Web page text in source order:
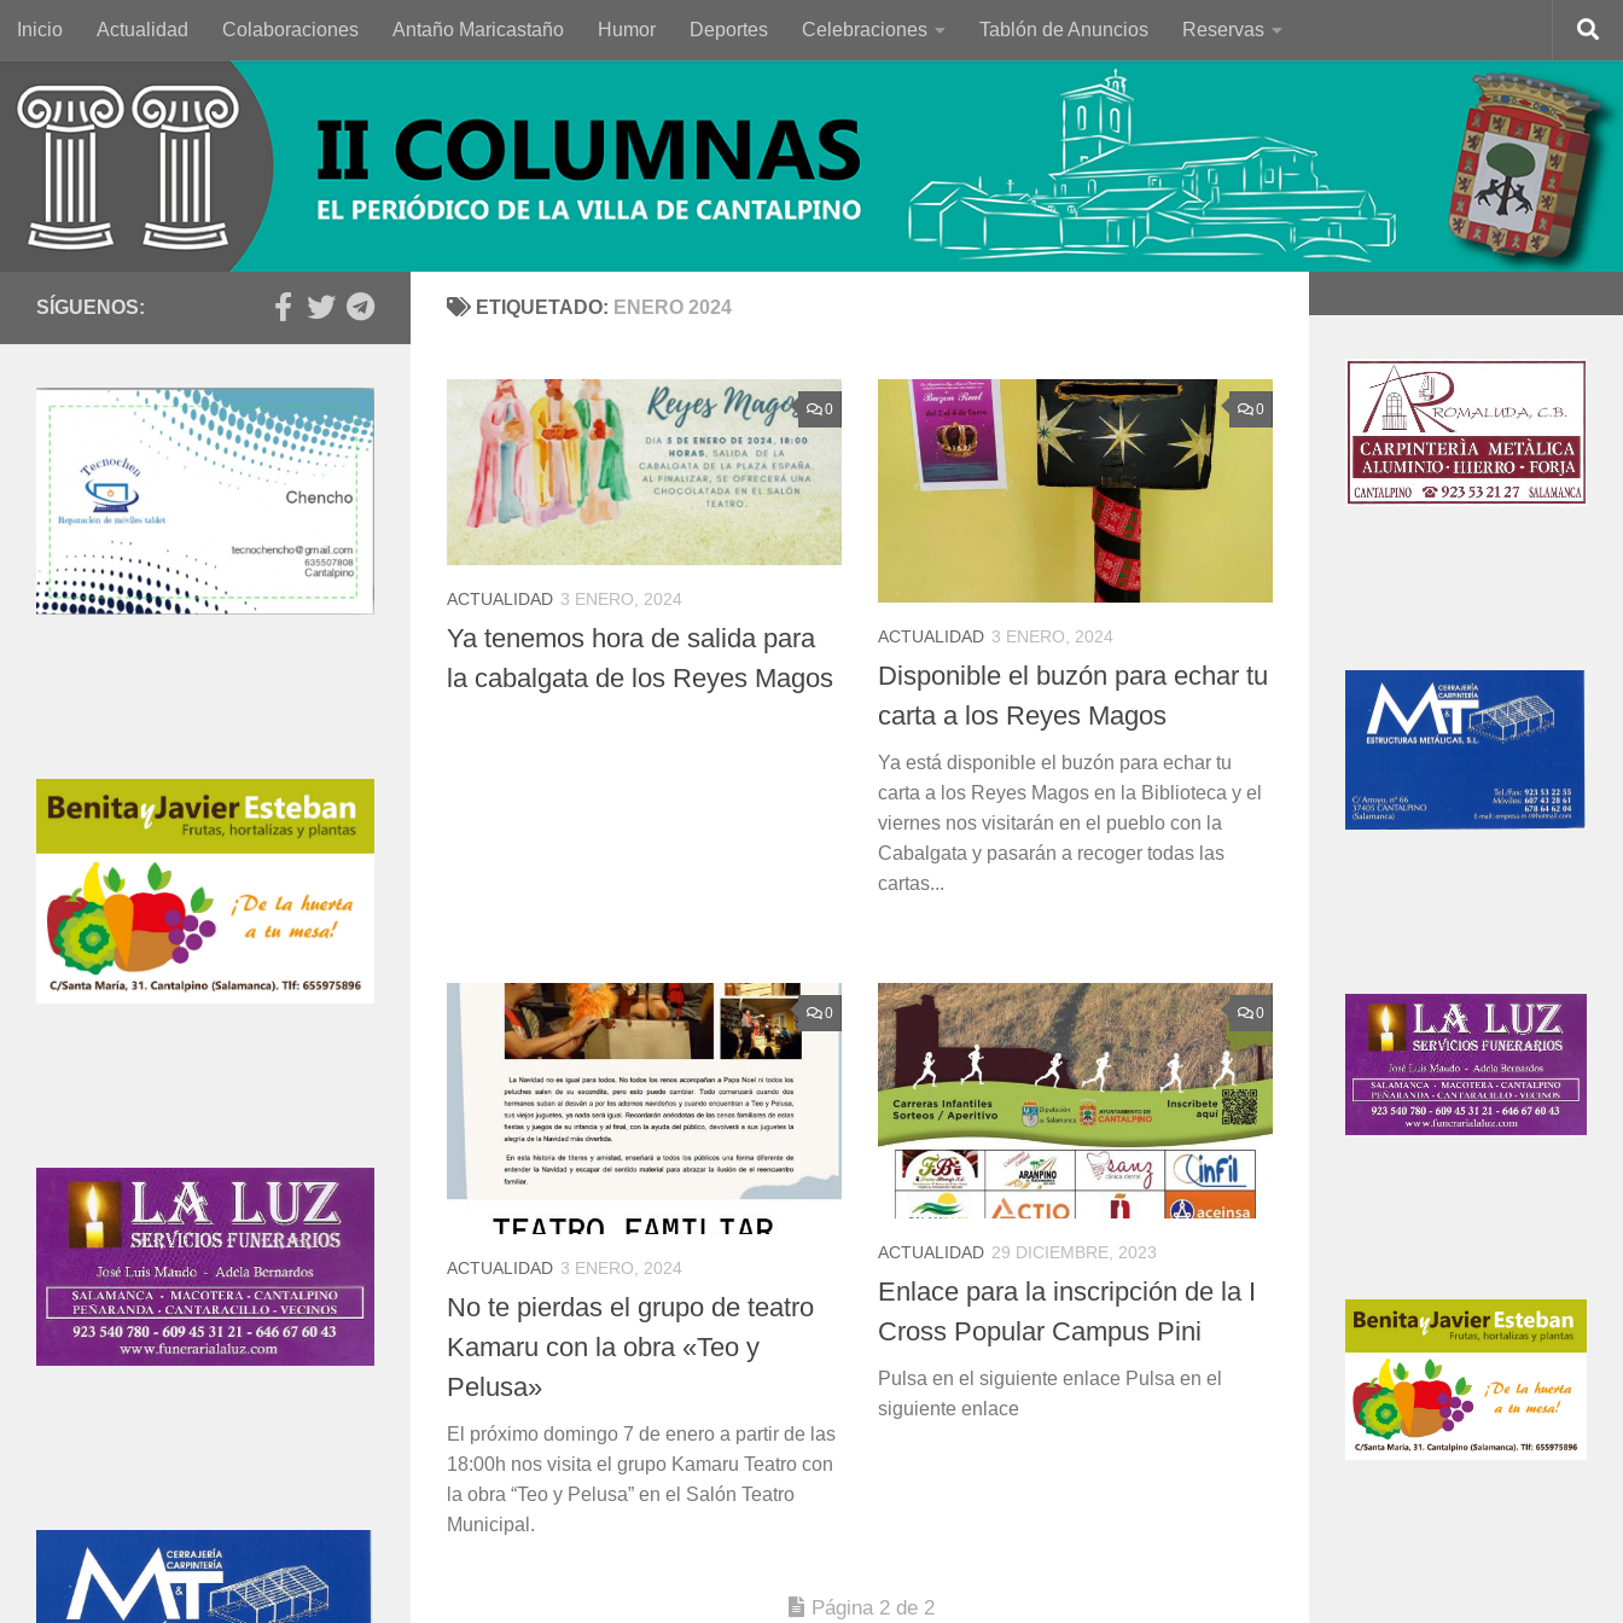
Saltar al contenido
Inicio Actualidad Colaboraciones Antaño Maricastaño Humor Deportes Celebraciones Tablón de Anuncios Reservas
ETIQUETADO: ENERO 2024
0
ACTUALIDAD 3 ENERO, 2024
Ya tenemos hora de salida para
la cabalgata de los Reyes Magos
0
ACTUALIDAD 3 ENERO, 2024
Disponible el buzón para echar tu
carta a los Reyes Magos
Ya está disponible el buzón para echar tu
carta a los Reyes Magos en la Biblioteca y el
viernes nos visitarán en el pueblo con la
Cabalgata y pasarán a recoger todas las
cartas...
0
ACTUALIDAD 3 ENERO, 2024
No te pierdas el grupo de teatro
Kamaru con la obra «Teo y
Pelusa»
El próximo domingo 7 de enero a partir de las
18:00h nos visita el grupo Kamaru Teatro con
la obra “Teo y Pelusa” en el Salón Teatro
Municipal.
0
ACTUALIDAD 29 DICIEMBRE, 2023
Enlace para la inscripción de la I
Cross Popular Campus Pini
Pulsa en el siguiente enlace Pulsa en el
siguiente enlace
Página 2 de 2
SÍGUENOS: